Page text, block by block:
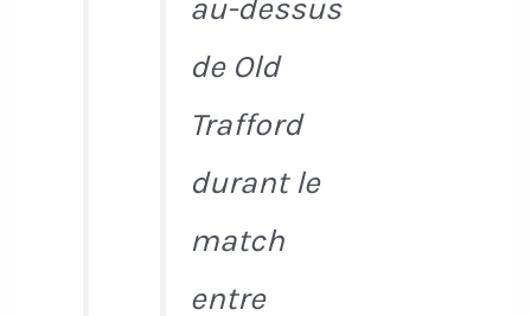
au-dessus
de Old
Trafford
durant le
match
entre